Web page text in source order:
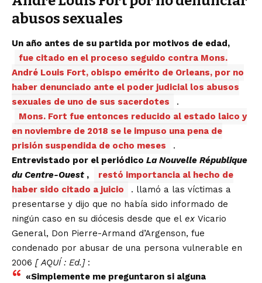
abusos sexuales
Un año antes de su partida por motivos de edad,
fue citado en el proceso seguido contra Mons.
André Louis Fort, obispo emérito de Orleans, por no
haber denunciado ante el poder judicial los abusos
sexuales de uno de sus sacerdotes
.
Mons. Fort fue entonces reducido al estado laico y
en noviembre de 2018 se le impuso una pena de
prisión suspendida de ocho meses
.
Entrevistado por el periódico La Nouvelle République
du Centre-Ouest ,
restó importancia al hecho de
haber sido citado a juicio
. llamó a las víctimas a
presentarse y dijo que no había sido informado de
ningún caso en su diócesis desde que el ex Vicario
General, Don Pierre-Armand d’Argenson, fue
condenado por abusar de una persona vulnerable en
2006 [AQUÍ: Ed.]:
«Simplemente me preguntaron si alguna